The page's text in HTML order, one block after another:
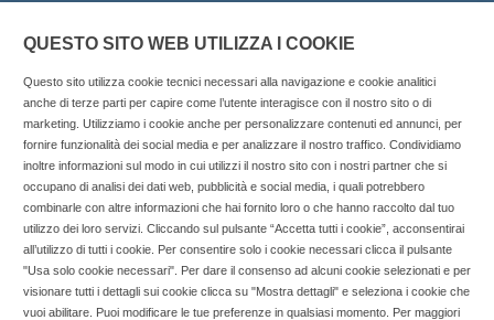
Copyright © 2025 SOCIALFARMA - La piattaforma web per i
professionisti della farmacia. Tutti i diritti riservati.
Socialfarma.it è un marchio di Sanità S.r.l. Largo San
Francesco, 19 - 73041 Carmiano (LE) - Tel: 0832.093720 Cell:
3276346536 Cell: 3297281965 - P.iva: 04571460759 - Rea: LE-
QUESTO SITO WEB UTILIZZA I COOKIE
Questo sito utilizza cookie tecnici necessari alla navigazione e cookie analitici
anche di terze parti per capire come l’utente interagisce con il nostro sito o di
marketing. Utilizziamo i cookie anche per personalizzare contenuti ed annunci, per
fornire funzionalità dei social media e per analizzare il nostro traffico. Condividiamo
inoltre informazioni sul modo in cui utilizzi il nostro sito con i nostri partner che si
occupano di analisi dei dati web, pubblicità e social media, i quali potrebbero
combinarle con altre informazioni che hai fornito loro o che hanno raccolto dal tuo
utilizzo dei loro servizi. Cliccando sul pulsante “Accetta tutti i cookie”, acconsentirai
all’utilizzo di tutti i cookie. Per consentire solo i cookie necessari clicca il pulsante
"Usa solo cookie necessari". Per dare il consenso ad alcuni cookie selezionati e per
visionare tutti i dettagli sui cookie clicca su "Mostra dettagli" e seleziona i cookie che
vuoi abilitare. Puoi modificare le tue preferenze in qualsiasi momento. Per maggiori